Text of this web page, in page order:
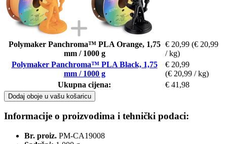
Polymaker Panchroma™ PLA Orange, 1,75
mm / 1000 g
€ 20,99 (€ 20,99
/ kg)
Polymaker Panchroma™ PLA Black, 1,75
mm / 1000 g
€ 20,99
(€ 20,99 / kg)
Ukupna cijena:
€ 41,98
Dodaj oboje u vašu košaricu
Informacije o proizvodima i tehnički podaci:
Br. proiz. PM-CA19008